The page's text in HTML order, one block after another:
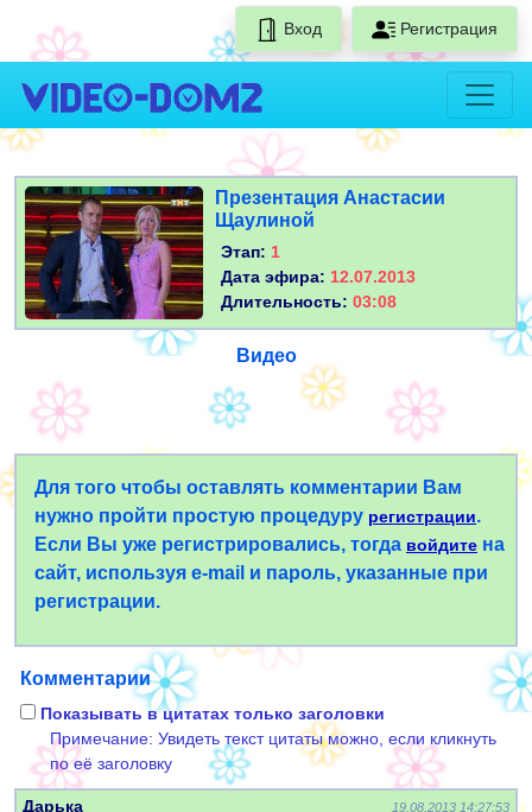
Вход Регистрация
Презентация Анастасии
Щаулиной
Этап: 1
Дата эфира: 12.07.2013
Длительность: 03:08
Видео
Для того чтобы оставлять комментарии Вам
нужно пройти простую процедуру регистрации.
Если Вы уже регистрировались, тогда войдите на
сайт, используя e-mail и пароль, указанные при
регистрации.
Комментарии
Показывать в цитатах только заголовки
Примечание: Увидеть текст цитаты можно, если кликнуть
по её заголовку
Дарька 19.08.2013 14:27:53